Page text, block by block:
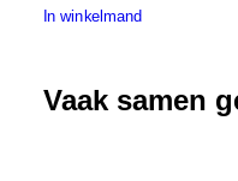
In winkelmand
Vaak samen